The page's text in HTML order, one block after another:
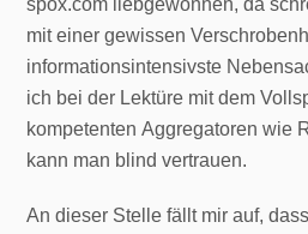
mit einer gewissen
informationsintensivste
ich bei der Lektüre mit dem
kompetenten Aggregatoren wie
kann man blind vertrauen.
An dieser Stelle fällt mir auf,